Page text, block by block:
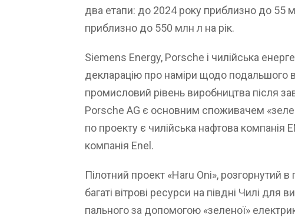
два етапи: до 2024 року приблизно до 55
приблизно до 550 млн л на рік.
Siemens Energy, Porsche і чилійська
декларацію про наміри щодо подальшого
промисловий рівень виробництва після
Porsche AG є основним споживачем
по проекту є чилійська нафтова компанія
компанія Enel.
Пілотний проект «Haru Oni», розгорнутий
багаті вітрові ресурси на півдні Чилі для
пального за допомогою «зеленої»